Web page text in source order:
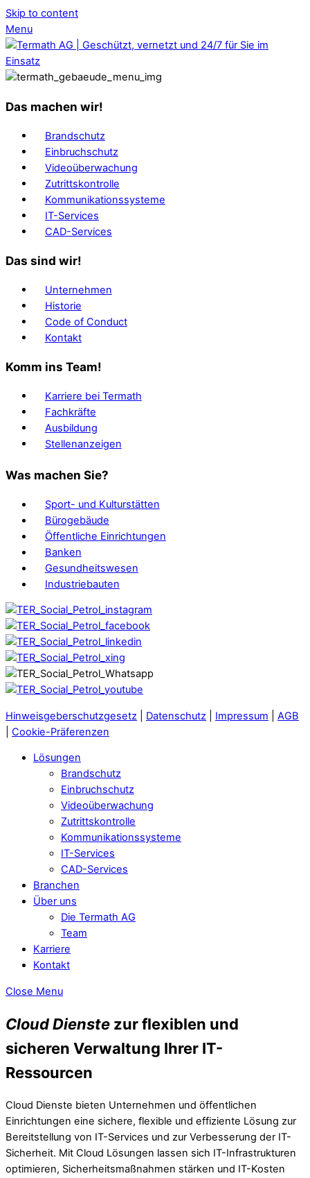
Skip to content
Menu
Das machen wir!
Brandschutz
Einbruchschutz
Videoüberwachung
Zutrittskontrolle
Kommunikationssysteme
IT-Services
CAD-Services
Das sind wir!
Unternehmen
Historie
Code of Conduct
Kontakt
Komm ins Team!
Karriere bei Termath
Fachkräfte
Ausbildung
Stellenanzeigen
Was machen Sie?
Sport- und Kulturstätten
Bürogebäude
Öffentliche Einrichtungen
Banken
Gesundheitswesen
Industriebauten
Hinweisgeberschutzgesetz Datenschutz Impressum
AGB
Cookie-Präferenzen
Lösungen
Brandschutz
Einbruchschutz
Videoüberwachung
Zutrittskontrolle
Kommunikationssysteme
IT-Services
CAD-Services
Branchen
Über uns
Die Termath AG
Team
Karriere
Kontakt
Close Menu
Cloud Dienste zur flexiblen und
sicheren Verwaltung Ihrer IT-
Ressourcen
Cloud Dienste bieten Unternehmen und öffentlichen
Einrichtungen eine sichere, flexible und effiziente Lösung zur
Bereitstellung von IT-Services und zur Verbesserung der IT-
Sicherheit. Mit Cloud Lösungen lassen sich IT-Infrastrukturen
optimieren, Sicherheitsmaßnahmen stärken und IT-Kosten